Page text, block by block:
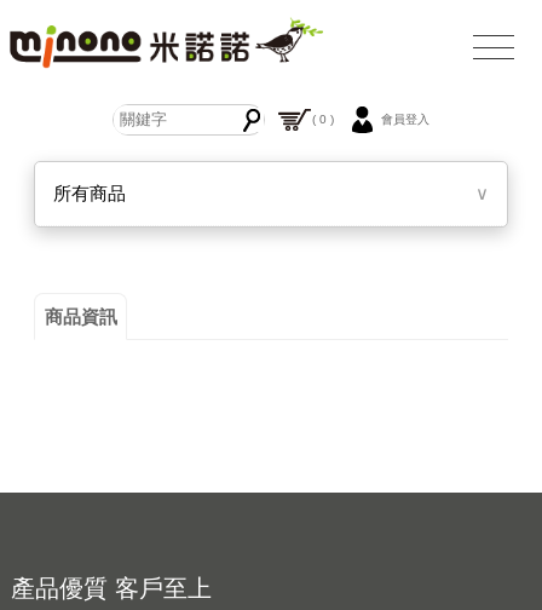
( 0 ) 會員登入
所有商品 ∨
商品資訊
產品優質 客戶至上